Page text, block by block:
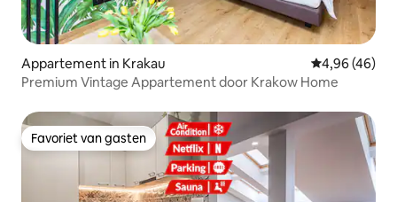
Appartement in Krakau Gemiddelde
4,96 (46)
Premium Vintage Appartement door Krakow Home
Favoriet van gasten
Favoriet van gasten